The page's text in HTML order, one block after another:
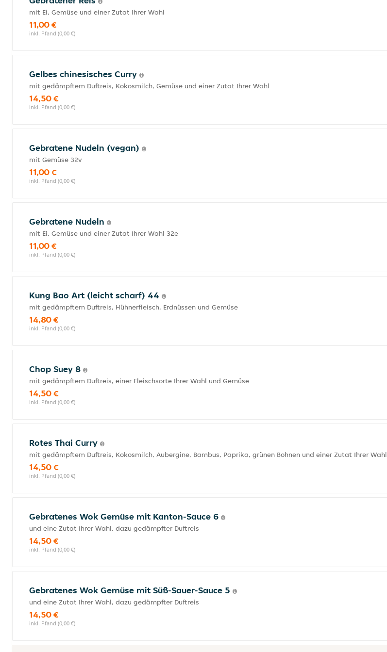
mit Ei, Gemüse und einer Zutat Ihrer Wahl
11,00 €
inkl. Pfand (0,00 €)
Gelbes chinesisches Curry
mit gedämpftem Duftreis, Kokosmilch, Gemüse und einer Zutat Ihrer Wahl
14,50 €
inkl. Pfand (0,00 €)
Gebratene Nudeln (vegan)
mit Gemüse 32v
11,00 €
inkl. Pfand (0,00 €)
Gebratene Nudeln
mit Ei, Gemüse und einer Zutat Ihrer Wahl 32e
11,00 €
inkl. Pfand (0,00 €)
Kung Bao Art (leicht scharf) 44
mit gedämpftem Duftreis, Hühnerfleisch, Erdnüssen und Gemüse
14,80 €
inkl. Pfand (0,00 €)
Chop Suey 8
mit gedämpftem Duftreis, einer Fleischsorte Ihrer Wahl und Gemüse
14,50 €
inkl. Pfand (0,00 €)
Rotes Thai Curry
mit gedämpftem Duftreis, Kokosmilch, Aubergine, Bambus, Paprika, grünen Bohnen und einer Zutat Ihrer Wahl
14,50 €
inkl. Pfand (0,00 €)
Gebratenes Wok Gemüse mit Kanton-Sauce 6
und eine Zutat Ihrer Wahl, dazu gedämpfter Duftreis
14,50 €
inkl. Pfand (0,00 €)
Gebratenes Wok Gemüse mit Süß-Sauer-Sauce 5
und eine Zutat Ihrer Wahl, dazu gedämpfter Duftreis
14,50 €
inkl. Pfand (0,00 €)